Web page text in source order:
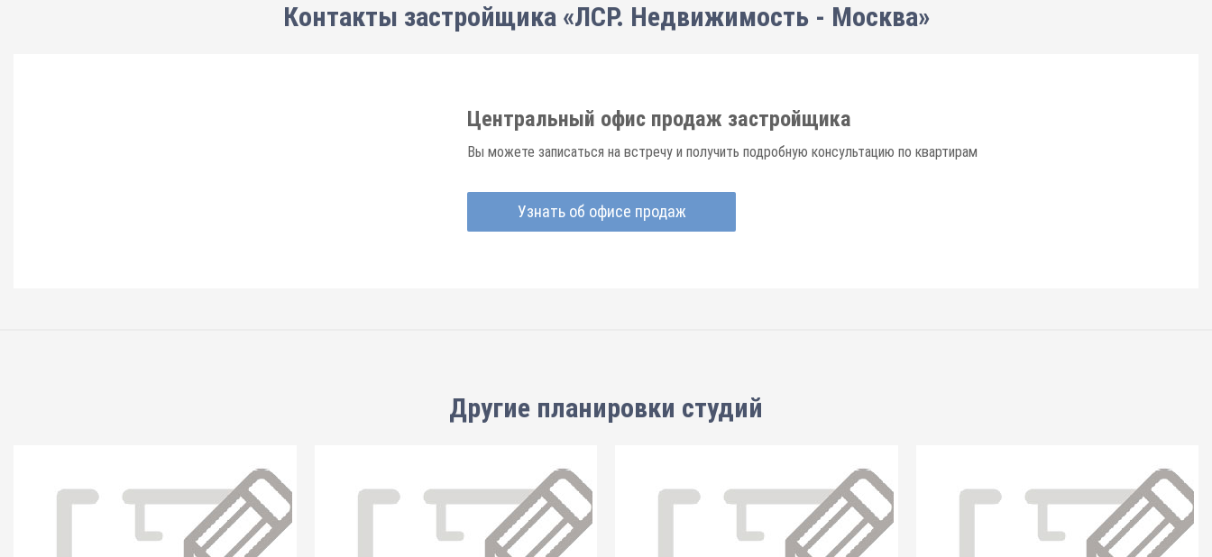
Контакты застройщика «ЛСР. Недвижимость - Москва»
Центральный офис продаж застройщика
Вы можете записаться на встречу и получить подробную консультацию по квартирам
Узнать об офисе продаж
Другие планировки студий